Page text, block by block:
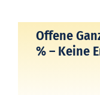
Offene
% – Keine